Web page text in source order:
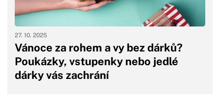
Vánoce za rohem a vy bez dárků?
Poukázky, vstupenky nebo jedlé
dárky vás zachrání
27. 10. 2025